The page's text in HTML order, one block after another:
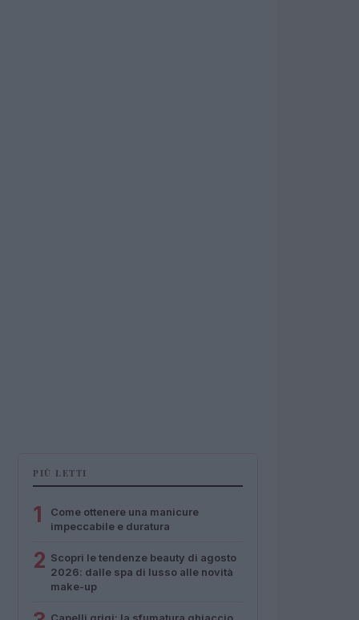
PIÙ LETTI
1
Come ottenere una manicure
impeccabile e duratura
2 Scopri le tendenze beauty di agosto
2026: dalle spa di lusso alle novità
make-up